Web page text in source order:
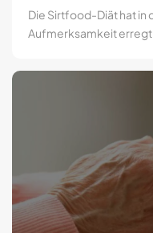
Die Sirtfood-Diät hat in
Aufmerksamkeit